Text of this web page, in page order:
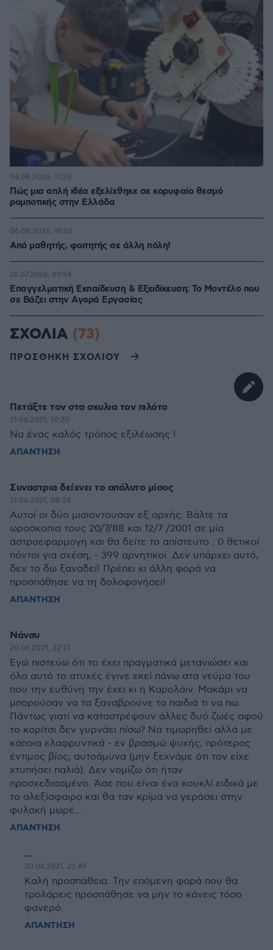
Πώς μια απλή ιδέα εξελίχθηκε σε κορυφαίο θεσμό
ρομποτικής στην Ελλάδα
04.08.2026, 11:20
Από μαθητής, φοιτητής σε άλλη πόλη!
06.08.2026, 10:52
Επαγγελματική Εκπαίδευση & Εξειδίκευση: Το Mοντέλο που
σε Bάζει στην Aγορά Eργασίας
26.07.2026, 09:54
ΣΧΟΛΙΑ (73)
ΠΡΟΣΘΗΚΗ ΣΧΟΛΙΟΥ
Πετάξτε τον στα σκυλια τον πιλότο
21.06.2021, 10:20
Να ένας καλός τρόπος εξιλέωσης !
ΑΠΑΝΤΗΣΗ
Συναστρια δείχνει το απόλυτο μίσος
21.06.2021, 08:24
Αυτοί οι δύο μισιοντουσαν εξ αρχής. Βάλτε τα
ωροσκοπια τους 20/7/88 και 12/7 /2001 σε μία
αστροεφαρμογη και θα δείτε το απίστευτο : 0 θετικοί
πόντοι για σχέση, - 399 αρνητικοί. Δεν υπάρχει αυτό,
δεν το δω ξαναδεί! Πρέπει κι άλλη φορά να
προσπάθησε να τη δολοφονήσει!
ΑΠΑΝΤΗΣΗ
Νάνσυ
20.06.2021, 22:13
Εγώ πιστεύω ότι το έχει πραγματικά μετανιώσει και
όλο αυτό το ατυχές έγινε εκεί πάνω στα νεύρα του
που την ευθύνη την έχει κι η Καρολάιν. Μακάρι να
μπορούσαν να τα ξαναβρούνε τα παιδιά τι να πω.
Πάντως γιατί να καταστρέψουν άλλες δυό ζωές αφού
το κορίτσι δεν γυρνάει πίσω? Να τιμωρηθεί αλλά με
κάποια ελαφρυντικά - εν βρασμώ ψυχής, πρότερος
έντιμος βίος, αυτοάμυνα (μην ξεχνάμε ότι τον είχε
χτυπήσει παλιά). Δεν νομίζω ότι ήταν
προσχεδιασμένο. Άσε που είναι ένα κουκλί ειδικά με
το αλεξίσφαιρο και θα ταν κρίμα να γεράσει στην
φυλακή μωρέ...
ΑΠΑΝΤΗΣΗ
...
20.06.2021, 22:49
Καλή προσπάθεια. Την επόμενη φορά που θα
τρολάρεις προσπάθησε να μην το κάνεις τόσο
φανερό.
ΑΠΑΝΤΗΣΗ